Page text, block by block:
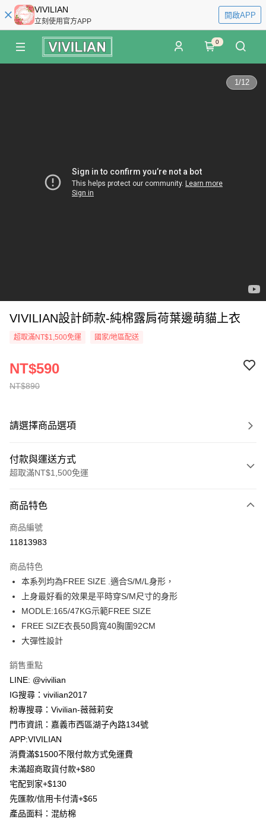
VIVILIAN
立刻使用官方APP
開啟APP
0
1/12
VIVILIAN設計師款-純棉露肩荷葉邊萌貓上衣
超取滿NT$1,500免運 國家/地區配送
NT$890
NT$590
請選擇商品選項
付款與運送方式
超取滿NT$1,500免運
信用卡一次付款
信用卡分期付款
合作金庫商業銀行
華南商業銀行
彰化商業銀行
上海商業儲蓄銀行
台北富邦商業銀行
國泰世華商業銀行
兆豐國際商業銀行
臺灣中小企業銀行
台中商業銀行
匯豐（台灣）商業銀行
聯邦商業銀行
元大商業銀行
台新國際商業銀行
台灣樂天信用卡公司
超商取貨付款
LINE Pay
街口支付
悠遊付
Google Pay
大哥付你分期
相關說明
【大哥付你分期使用說明】
2.付款方式選擇「大哥付你分期」，訂單成立後會自動跳轉到大哥付的交易
流程，驗證手機門號後，選擇欲分期的期數、繳款截止日，確認付款後即完
成交易。
3.實際核准額度、可分期數及費用金額請依後續交易確認頁面所載為準。
4.訂單成立30分鐘內，如未前往確認交易或遇審核未通過，訂單將自動取
消。如遇「轉專審核」未通過狀況，表示未達大哥付你分期系統評分，恕無
AFTEE先享後付
相關說明
【關於「AFTEE先享後付」】
AFTEE先享後付是「在收到商品之後才付款」的支付方式。 讓您購物簡單
便利好安心！
１．簡單：不需註冊會員、不需綁卡、不需儲值。
２．便利：只要手機號碼，簡訊認證，即可結帳。
ATM付款
貨到付款
商品特色
商品編號
11813983
商品特色
本系列均為FREE SIZE .適合S/M/L身形，
上身最好看的效果是平時穿S/M尺寸的身形
MODLE:165/47KG示範FREE SIZE
FREE SIZE衣長50肩寬40胸圍92CM
大彈性設計
銷售重點
LINE: @vivilian
IG搜尋：vivilian2017
粉專搜尋：Vivilian-薇薇莉安
門市資訊：嘉義市西區湖子內路134號
APP:VIVILIAN
消費滿$1500不限付款方式免運費
未滿超商取貨付款+$80
宅配到家+$130
先匯款/信用卡付清+$65
產品面料：混紡棉